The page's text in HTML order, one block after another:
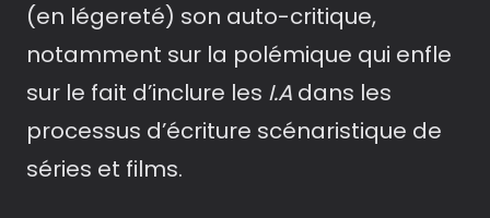
(en légereté) son auto-critique,
notamment sur la polémique qui enfle
sur le fait d’inclure les I.A dans les
processus d’écriture scénaristique de
séries et films.